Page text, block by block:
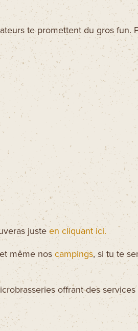
Nous joindre
te promettent du gros fun.
justeen cliquant ici.
et même nos campings, si tu te
offrant des